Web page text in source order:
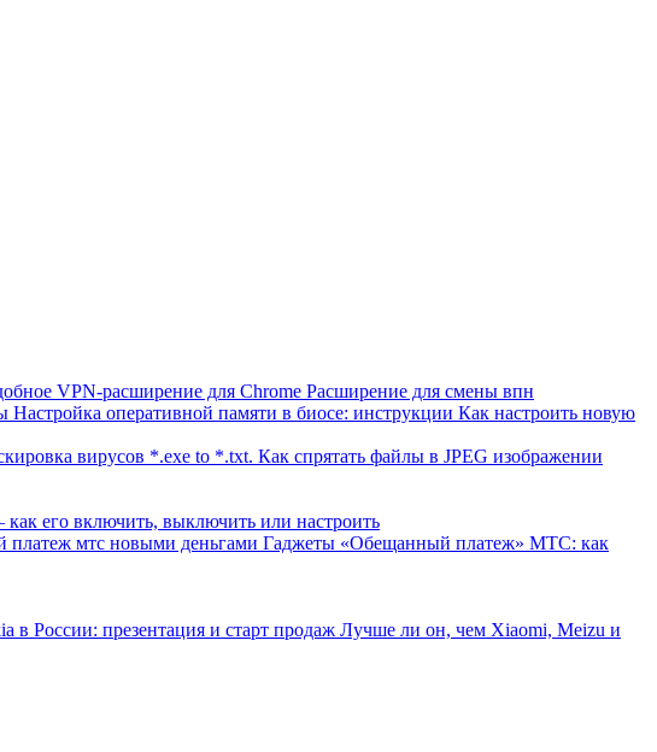
VPN-расширение для Chrome Расширение для смены впн
Настройка оперативной памяти в биосе: инструкции Как настроить новую
вирусов *.exe to *.txt. Как спрятать файлы в JPEG изображении
его включить, выключить или настроить
Гаджеты «Обещанный платеж» МТС: как
в России: презентация и старт продаж Лучше ли он, чем Xiaomi, Meizu и